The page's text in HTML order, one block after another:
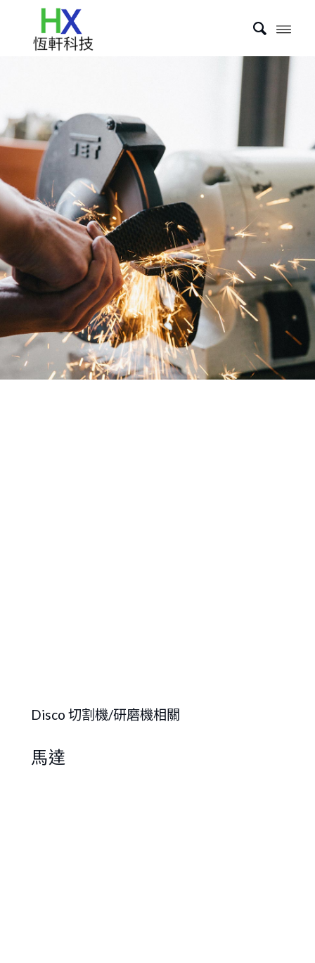
Disco 切割機/研磨機相關
馬達